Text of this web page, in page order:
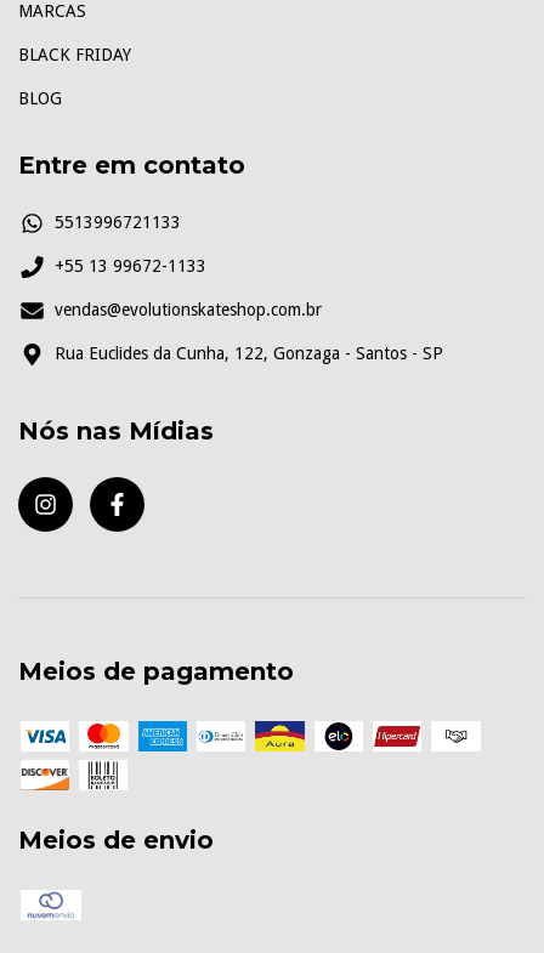
MARCAS
BLACK FRIDAY
BLOG
Entre em contato
5513996721133
+55 13 99672-1133
vendas@evolutionskateshop.com.br
Rua Euclides da Cunha, 122, Gonzaga - Santos - SP
Nós nas Mídias
Meios de pagamento
Meios de envio